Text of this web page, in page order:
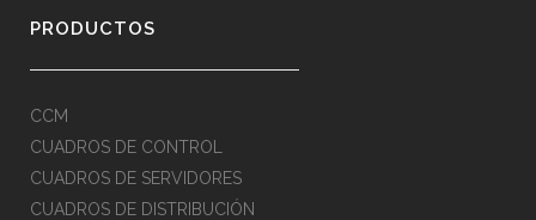
PRODUCTOS
CCM
CUADROS DE CONTROL
CUADROS DE SERVIDORES
CUADROS DE DISTRIBUCIÓN